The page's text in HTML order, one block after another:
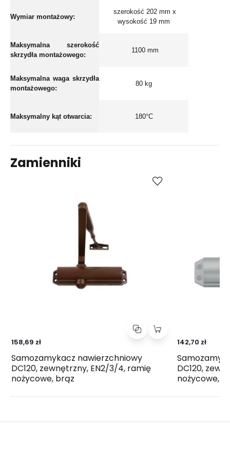
Wymiar montażowy:
szerokość 202 mm x
wysokość 19 mm
Maksymalna szerokość
skrzydła montażowego:
1100 mm
Maksymalna waga skrzydła
montażowego:
80 kg
Maksymalny kąt otwarcia: 180°C
Zamienniki
Kup
158,69 zł
Samozamykacz nawierzchniowy
DC120, zewnętrzny, EN2/3/4, ramię
nożycowe, brąz
142,70 zł
DC120,
nożycowe,